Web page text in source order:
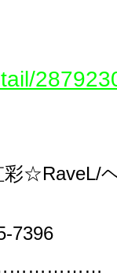
彩☆RaveL/
7396